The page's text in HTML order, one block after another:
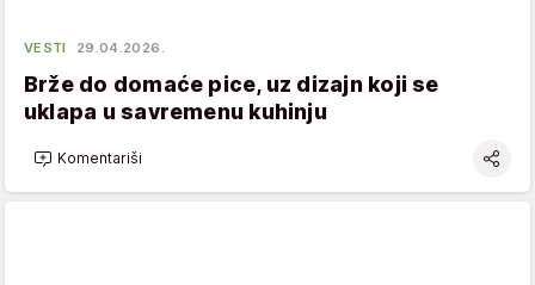
VESTI 29.04.2026.
Brže do domaće pice, uz dizajn koji se
uklapa u savremenu kuhinju
Komentariši